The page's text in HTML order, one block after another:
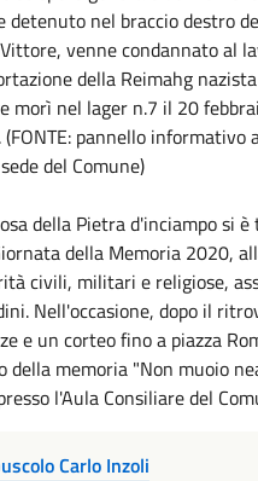
detenuto nel braccio destro
venne condannato al
della Reimahg
morì nel lager n.7 il 20
pannello informativo
del Comune)
della Pietra d'inciampo si
della Memoria 2020,
civili, militari e religiose,
Nell'occasione, dopo il
e un corteo fino a piazza
memoria "Non muoio
l'Aula Consiliare del
Carlo Inzoli